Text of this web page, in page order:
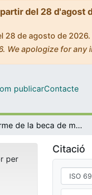
del 28 d'agost
28 de agosto de
We apologize for any
publicarContacte
Informe de la beca de mobilitat a Ljubljana University. Ljubljana (Eslovènia) (Curs 2018-2019)
per
Citació